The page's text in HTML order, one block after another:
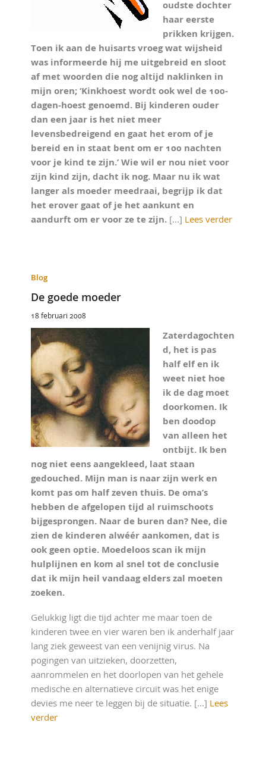
oudste dochter
haar eerste
prikken krijgen.
Toen ik aan de huisarts vroeg wat wijsheid
was informeerde hij me uitgebreid en sloot
af met woorden die nog altijd naklinken in
mijn oren; ‘Kinkhoest wordt ook wel de 100-
dagen-hoest genoemd. Bij kinderen ouder
dan een jaar is het niet meer
levensbedreigend en gaat het erom of je
bereid en in staat bent om er 100 nachten
voor je kind te zijn.’ Wie wil er nou niet voor
zijn kind zijn, dacht ik nog. Maar nu ik wat
langer als moeder meedraai, begrijp ik dat
het erover gaat of je het aankunt en
aandurft om er voor ze te zijn. [...] Lees verder
Blog
De goede moeder
18 februari 2008
Zaterdagochten
d, het is pas
half elf en ik
weet niet hoe
ik de dag moet
doorkomen. Ik
ben doodop
van alleen het
ontbijt. Ik ben
nog niet eens aangekleed, laat staan
gedouched. Mijn man is naar zijn werk en
komt pas om half zeven thuis. De oma’s
hebben de afgelopen tijd al ruimschoots
bijgesprongen. Naar de buren dan? Nee, die
zien de kinderen alwéér aankomen, dat is
ook geen optie. Moedeloos scan ik mijn
hulplijnen en kom al snel tot de conclusie
dat ik mijn heil vandaag elders zal moeten
zoeken.
Gelukkig ligt die tijd achter me maar toen de
kinderen twee en vier waren ben ik anderhalf jaar
lang ziek geweest van een venijnig virus. Na
pogingen van uitzieken, doorzetten,
aanrommelen en het doorlopen van het gehele
medische en alternatieve circuit was het enige
devies me neer te leggen bij de situatie. [...] Lees
verder